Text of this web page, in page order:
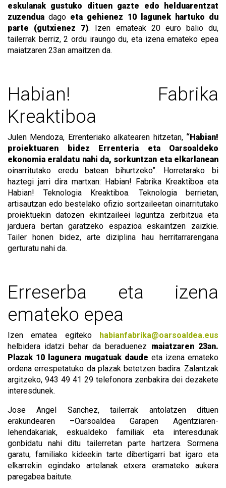
eskulanak gustuko dituen gazte edo helduarentzat
zuzendua dago eta gehienez 10 lagunek hartuko du
parte (gutxienez 7). Izen emateak 20 euro balio du,
tailerrak berriz, 2 ordu iraungo du, eta izena emateko epea
maiatzaren 23an amaitzen da.
Habian! Fabrika
Kreaktiboa
Julen Mendoza, Errenteriako alkatearen hitzetan, “Habian!
proiektuaren bidez Errenteria eta Oarsoaldeko
ekonomia eraldatu nahi da, sorkuntzan eta elkarlanean
oinarritutako eredu batean bihurtzeko”. Horretarako bi
haztegi jarri dira martxan: Habian! Fabrika Kreaktiboa eta
Habian! Teknologia Kreaktiboa. Teknologia berrietan,
artisautzan edo bestelako ofizio sortzaileetan oinarritutako
proiektuekin datozen ekintzaileei laguntza zerbitzua eta
jarduera bertan garatzeko espazioa eskaintzen zaizkie.
Tailer honen bidez, arte diziplina hau herritarrarengana
gerturatu nahi da.
Erreserba eta izena
emateko epea
Izen ematea egiteko habianfabrika@oarsoaldea.eus
helbidera idatzi behar da beraduenez maiatzaren 23an.
Plazak 10 lagunera mugatuak daude eta izena emateko
ordena errespetatuko da plazak betetzen badira. Zalantzak
argitzeko, 943 49 41 29 telefonora zenbakira dei dezakete
interesdunek.
Jose Angel Sanchez, tailerrak antolatzen dituen
erakundearen –Oarsoaldea Garapen Agentziaren-
lehendakariak, eskualdeko familiak eta interesdunak
gonbidatu nahi ditu tailerretan parte hartzera. Sormena
garatu, familiako kideekin tarte dibertigarri bat igaro eta
elkarrekin egindako artelanak etxera eramateko aukera
paregabea baitute.